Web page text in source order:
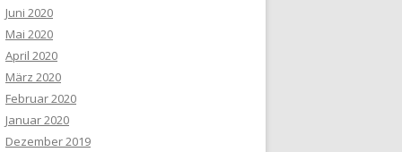
Juni 2020
Mai 2020
April 2020
März 2020
Februar 2020
Januar 2020
Dezember 2019